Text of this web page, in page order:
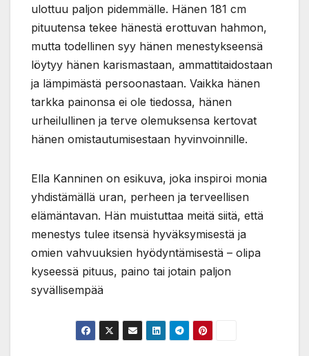
ulottuu paljon pidemmälle. Hänen 181 cm
pituutensa tekee hänestä erottuvan hahmon,
mutta todellinen syy hänen menestykseensä
löytyy hänen karismastaan, ammattitaidostaan
ja lämpimästä persoonastaan. Vaikka hänen
tarkka painonsa ei ole tiedossa, hänen
urheilullinen ja terve olemuksensa kertovat
hänen omistautumisestaan hyvinvoinnille.
Ella Kanninen on esikuva, joka inspiroi monia
yhdistämällä uran, perheen ja terveellisen
elämäntavan. Hän muistuttaa meitä siitä, että
menestys tulee itsensä hyväksymisestä ja
omien vahvuuksien hyödyntämisestä – olipa
kyseessä pituus, paino tai jotain paljon
syvällisempää